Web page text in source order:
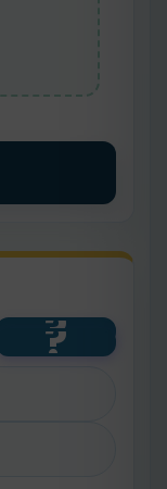
?
Amarillo
?
Marrón